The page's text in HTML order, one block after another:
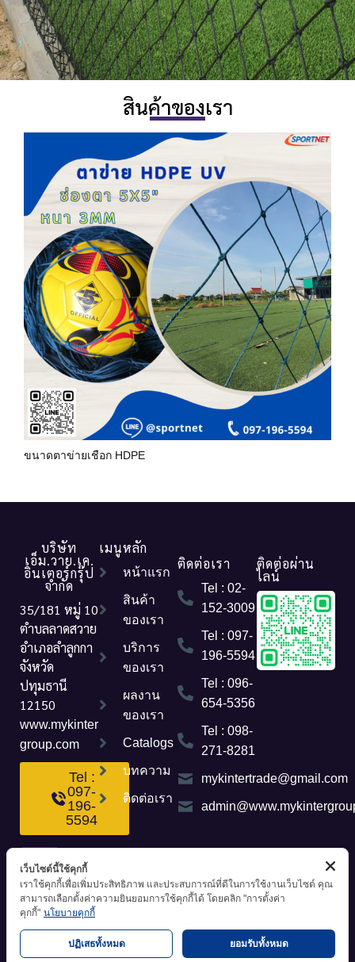
สินค้าของเรา
ขนาดตาข่ายเชือก HDPE
บริษัท
เอ็ม.วาย.เค.
อินเตอร์กรุ๊ป
จำกัด
35/181 หมู่ 10
ตำบลลาดสวาย
อำเภอลำลูกกา
จังหวัด
ปทุมธานี
12150
www.mykinter
group.com
Tel :
097-
196-
5594
เมนูหลัก
หน้าแรก
สินค้า
ของเรา
บริการ
ของเรา
ผลงาน
ของเรา
Catalogs
บทความ
ติดต่อเรา
ติดต่อเรา
Tel : 02-
152-3009
Tel : 097-
196-5594
Tel : 096-
654-5356
Tel : 098-
271-8281
mykintertrade@gmail.com
ติดต่อผ่าน
ไลน์
เว็บไซต์นี้ใช้คุกกี้
เราใช้คุกกี้เพื่อเพิ่มประสิทธิภาพ และประสบการณ์ที่ดีในการใช้งานเว็บไซต์ คุณ
สามารถเลือกตั้งค่าความยินยอมการใช้คุกกี้ได้ โดยคลิก "การตั้งค่า
คุกกี้" นโยบายคุกกี้
ปฏิเสธทั้งหมด ยอมรับทั้งหมด